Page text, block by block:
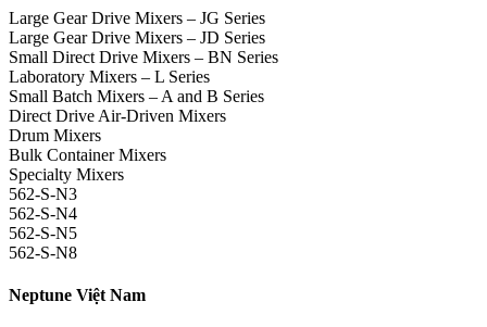
Large Gear Drive Mixers – JG Series
Large Gear Drive Mixers – JD Series
Small Direct Drive Mixers – BN Series
Laboratory Mixers – L Series
Small Batch Mixers – A and B Series
Direct Drive Air-Driven Mixers
Drum Mixers
Bulk Container Mixers
Specialty Mixers
562-S-N3
562-S-N4
562-S-N5
562-S-N8
Neptune Việt Nam